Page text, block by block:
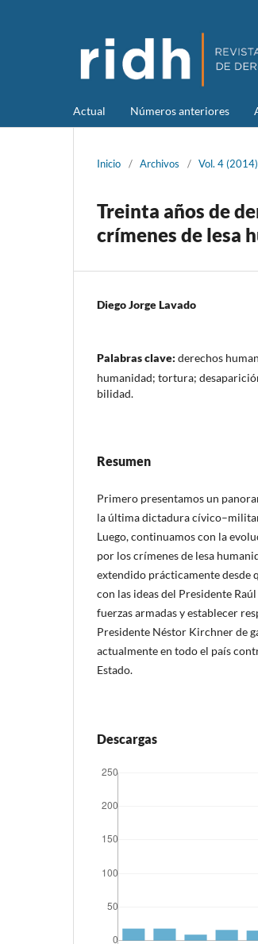
Actual Números anteriores
Inicio / Archivos / Vol. 4 (2014)
Treinta años de
crímenes de lesa
Diego Jorge Lavado
Palabras clave: derechos
humanidad; tortura;
bilidad.
Resumen
Primero presentamos un
la última dictadura
Luego, continuamos con la
por los crímenes de lesa
extendido prácticamente desde
con las ideas del Presidente
fuerzas armadas y establecer
Presidente Néstor Kirchner de
actualmente en todo el país
Estado.
Descargas